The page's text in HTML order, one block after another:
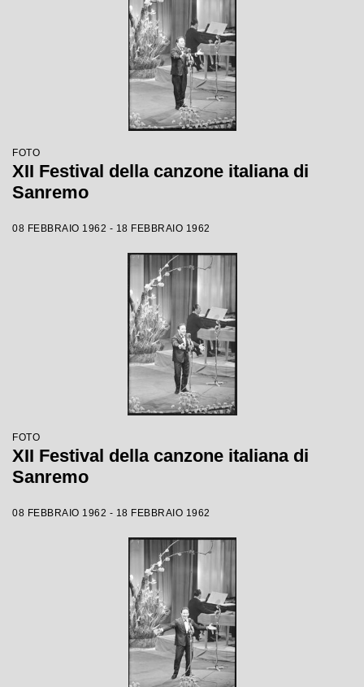
FOTO
XII Festival della canzone italiana di
Sanremo
08 FEBBRAIO 1962 - 18 FEBBRAIO 1962
FOTO
XII Festival della canzone italiana di
Sanremo
08 FEBBRAIO 1962 - 18 FEBBRAIO 1962